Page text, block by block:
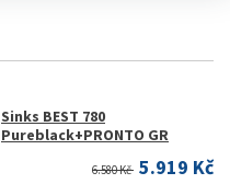
Sinks BEST 780
Pureblack+PRONTO GR
6.580 Kč 5.919 Kč